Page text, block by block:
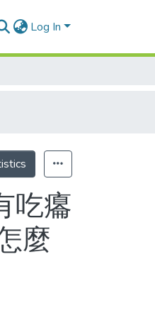
Log In
吃癟
麼